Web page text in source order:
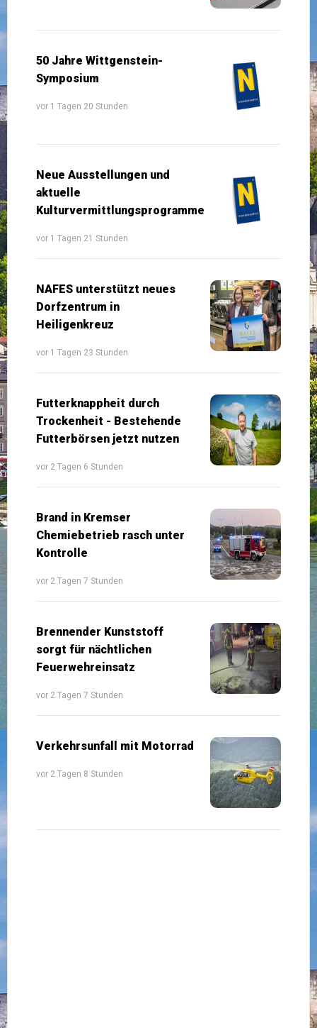
50 Jahre Wittgenstein-
Symposium
vor 1 Tagen 20 Stunden
Neue Ausstellungen und
aktuelle
Kulturvermittlungsprogramme
vor 1 Tagen 21 Stunden
NAFES unterstützt neues
Dorfzentrum in
Heiligenkreuz
vor 1 Tagen 23 Stunden
Futterknappheit durch
Trockenheit - Bestehende
Futterbörsen jetzt nutzen
vor 2 Tagen 6 Stunden
Brand in Kremser
Chemiebetrieb rasch unter
Kontrolle
vor 2 Tagen 7 Stunden
Brennender Kunststoff
sorgt für nächtlichen
Feuerwehreinsatz
vor 2 Tagen 7 Stunden
Verkehrsunfall mit Motorrad
vor 2 Tagen 8 Stunden